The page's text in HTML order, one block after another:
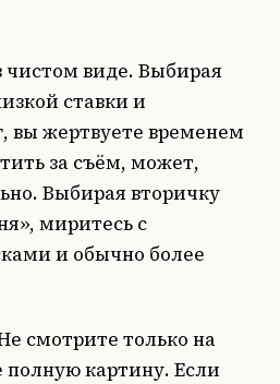
виде. Выбирая
ставки и
вы жертвуете временем
за съём, может,
Выбирая вторичку
миритесь с
и обычно более
смотрите только на
полную картину. Если